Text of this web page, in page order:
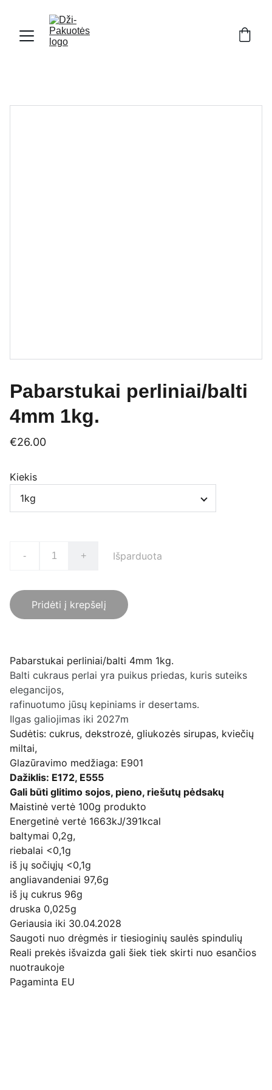
Pabarstukai perliniai/balti
4mm 1kg.
€26.00
Kiekis
- + Išparduota
Pridėti į krepšelį
Pabarstukai perliniai/balti 4mm 1kg.
Balti cukraus perlai yra puikus priedas, kuris suteiks
elegancijos,
rafinuotumo jūsų kepiniams ir desertams.
Ilgas galiojimas iki 2027m
Sudėtis: cukrus, dekstrozė, gliukozės sirupas, kviečių
miltai,
Glazūravimo medžiaga: E901
Dažiklis: E172, E555
Gali būti glitimo sojos, pieno, riešutų pėdsakų
Maistinė vertė 100g produkto
Energetinė vertė 1663kJ/391kcal
baltymai 0,2g,
riebalai <0,1g
iš jų sočiųjų <0,1g
angliavandeniai 97,6g
iš jų cukrus 96g
druska 0,025g
Geriausia iki 30.04.2028
Saugoti nuo drėgmės ir tiesioginių saulės spindulių
Reali prekės išvaizda gali šiek tiek skirti nuo esančios
nuotraukoje
Pagaminta EU